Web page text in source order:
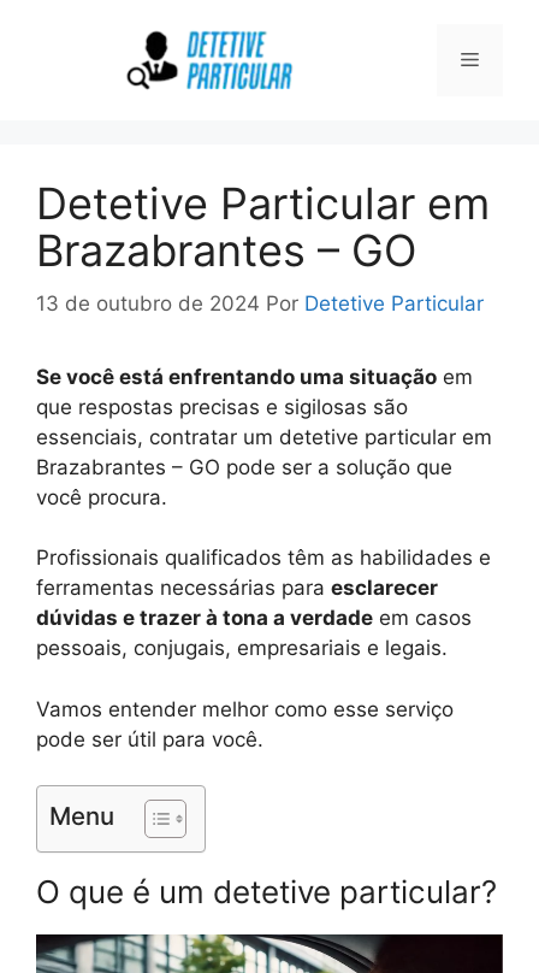
Menu
Detetive Particular em
Brazabrantes – GO
13 de outubro de 2024 Por Detetive Particular
Se você está enfrentando uma situação em
que respostas precisas e sigilosas são
essenciais, contratar um detetive particular em
Brazabrantes – GO pode ser a solução que
você procura.
Profissionais qualificados têm as habilidades e
ferramentas necessárias para esclarecer
dúvidas e trazer à tona a verdade em casos
pessoais, conjugais, empresariais e legais.
Vamos entender melhor como esse serviço
pode ser útil para você.
Menu
O que é um detetive particular?